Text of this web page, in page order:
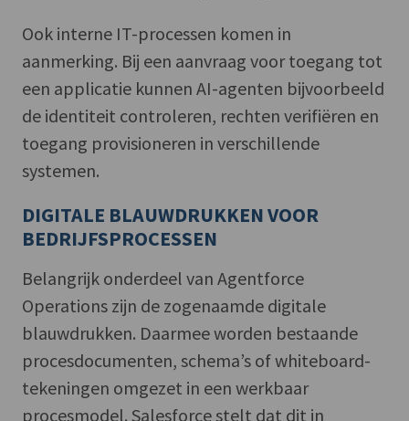
Ook interne IT-processen komen in
aanmerking. Bij een aanvraag voor toegang tot
een applicatie kunnen AI-agenten bijvoorbeeld
de identiteit controleren, rechten verifiëren en
toegang provisioneren in verschillende
systemen.
DIGITALE BLAUWDRUKKEN VOOR
BEDRIJFSPROCESSEN
Belangrijk onderdeel van Agentforce
Operations zijn de zogenaamde digitale
blauwdrukken. Daarmee worden bestaande
procesdocumenten, schema’s of whiteboard-
tekeningen omgezet in een werkbaar
procesmodel. Salesforce stelt dat dit in